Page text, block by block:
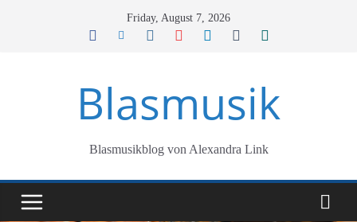
Friday, August 7, 2026
Blasmusik
Blasmusikblog von Alexandra Link